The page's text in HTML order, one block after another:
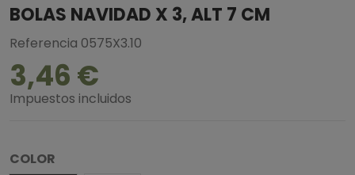
BOLAS NAVIDAD X 3, ALT 7 CM
Referencia 0575X3.10
3,46 €
Impuestos incluidos
COLOR